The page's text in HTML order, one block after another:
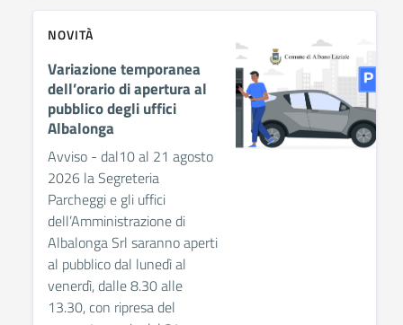
NOVITÀ
Variazione temporanea
dell’orario di apertura al
pubblico degli uffici
Albalonga
Avviso - dal10 al 21 agosto
2026 la Segreteria
Parcheggi e gli uffici
dell’Amministrazione di
Albalonga Srl saranno aperti
al pubblico dal lunedì al
venerdì, dalle 8.30 alle
13.30, con ripresa del